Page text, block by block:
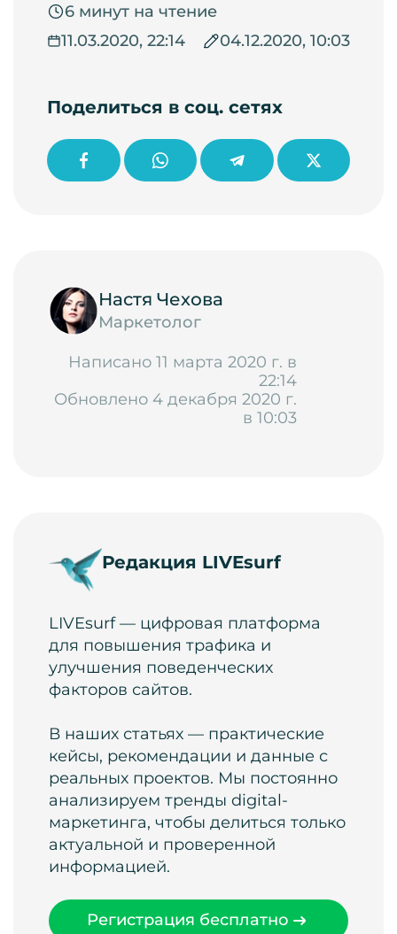
6 минут на чтение
11.03.2020, 22:14
04.12.2020, 10:03
Поделиться в соц. сетях
Настя Чехова
Маркетолог
Написано 11 марта 2020 г. в
22:14
Обновлено 4 декабря 2020 г.
в 10:03
Редакция LIVEsurf
LIVEsurf — цифровая платформа
для повышения трафика и
улучшения поведенческих
факторов сайтов.
В наших статьях — практические
кейсы, рекомендации и данные с
реальных проектов. Мы постоянно
анализируем тренды digital-
маркетинга, чтобы делиться только
актуальной и проверенной
информацией.
Регистрация бесплатно